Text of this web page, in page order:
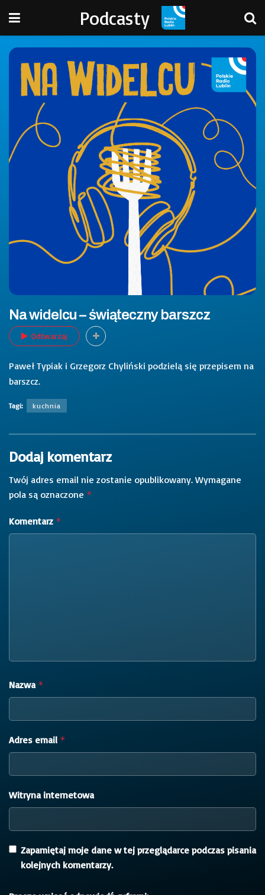
Podcasty
Na widelcu – świąteczny barszcz
Odtwarzaj
Paweł Typiak i Grzegorz Chyliński podzielą się przepisem na
barszcz.
Tagi: kuchnia
Dodaj komentarz
Twój adres email nie zostanie opublikowany. Wymagane
pola są oznaczone *
Komentarz *
Nazwa *
Adres email *
Witryna internetowa
Zapamiętaj moje dane w tej przeglądarce podczas pisania
kolejnych komentarzy.